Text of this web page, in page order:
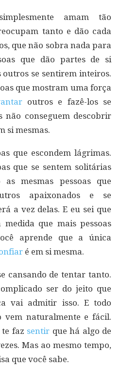
amam tão
tanto e dão cada
que não sobra nada para
que dão partes de si
outros se sentirem inteiros.
que mostram uma força
outros e fazê-los se
não conseguem descobrir
si mesmas.
que escondem lágrimas.
que se sentem solitárias
mesmas pessoas que
apaixonados e se
a vez delas. E eu sei que
que mais pessoas
aprende que a única
é em si mesma.
cansando de tentar tanto.
ser do jeito que
vai admitir isso. E todo
vem naturalmente e fácil.
faz sentir que há algo de
Mas ao mesmo tempo,
que você sabe.